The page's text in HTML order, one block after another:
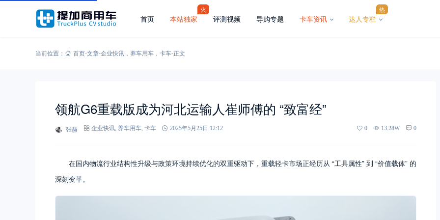
首页 本站独家
火
评测视频 导购专题 卡车资讯 达人专栏
热
当前位置： 首页-文章-企业快讯 ， 养车用车 ， 卡车-正文
领航G6重载版成为河北运输人崔师傅的 “致富经”
张赫 企业快讯 养车用车 卡车 2025年5月25日 12:12 0 13.28W 0
在国内物流行业结构性升级与政策环境持续优化的双重驱动下，重载轻卡市场正经历从 “工具属性” 到 “价值载体” 的
深刻变革。